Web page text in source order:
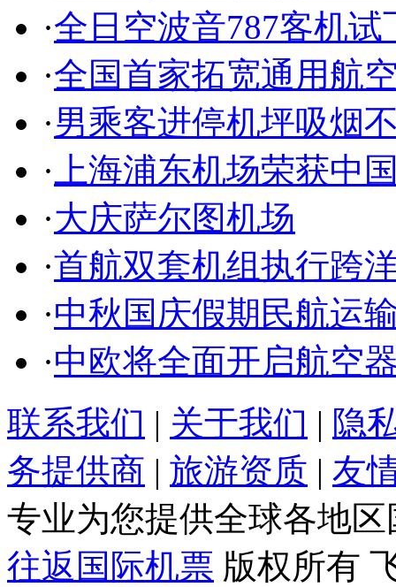
·全日空波音787客机试
·全国首家拓宽通用航
·男乘客进停机坪吸烟
· 上海浦东机场荣获中
·大庆萨尔图机场
·首航双套机组执行跨
·中秋国庆假期民航运
·中欧将全面开启航空
联系我们 | 关于我们 | 隐
务提供商 | 旅游资质 | 友
专业为您提供全球各地
往返国际机票 版权所有